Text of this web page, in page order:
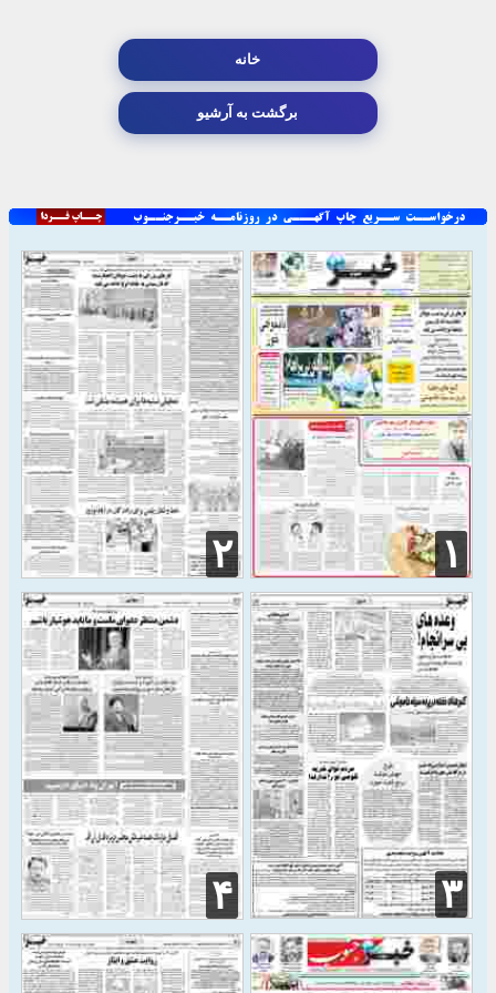
خانه
برگشت به آرشیو
۱ ۲
۳ ۴